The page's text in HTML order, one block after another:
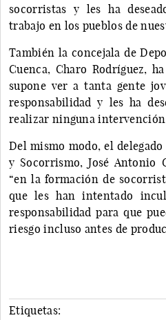
socorristas y les ha
trabajo en los pueblos de
También la concejala de
Cuenca, Charo Rodríguez,
supone ver a tanta gente
responsabilidad y les ha
realizar ninguna
Del mismo modo, el
y Socorrismo, José Antonio
“en la formación de
que les han intentado
responsabilidad para que
riesgo incluso antes de
Etiquetas: